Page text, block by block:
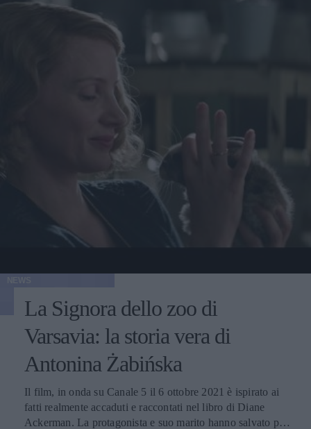
La Signora dello zoo di
Varsavia: la storia vera di
Antonina Żabińska
Il film, in onda su Canale 5 il 6 ottobre 2021 è ispirato ai
fatti realmente accaduti e raccontati nel libro di Diane
Ackerman. La protagonista e suo marito hanno salvato più